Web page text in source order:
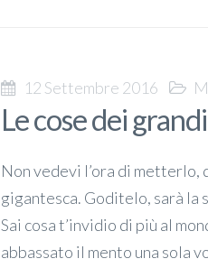
12 Settembre 2016
Le cose dei grandi
Non vedevi l’ora di
gigantesca. Goditelo, sarà la
Sai cosa t’invidio di più al
abbassato il mento una sola